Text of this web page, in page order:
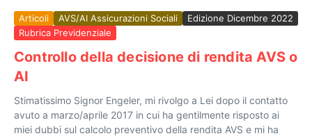
Articoli AVS/AI Assicurazioni Sociali
Edizione Dicembre 2022
Rubrica Previdenziale
Controllo della decisione di rendita AVS o
AI
Stimatissimo Signor Engeler, mi rivolgo a Lei dopo il contatto
avuto a marzo/aprile 2017 in cui ha gentilmente risposto ai
miei dubbi sul calcolo preventivo della rendita AVS e mi ha